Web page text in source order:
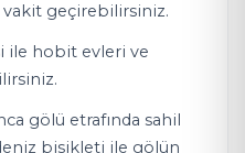
geçirebilirsiniz.
ile hobit evleri ve
gölü etrafında sahil
bisikleti ile gölün